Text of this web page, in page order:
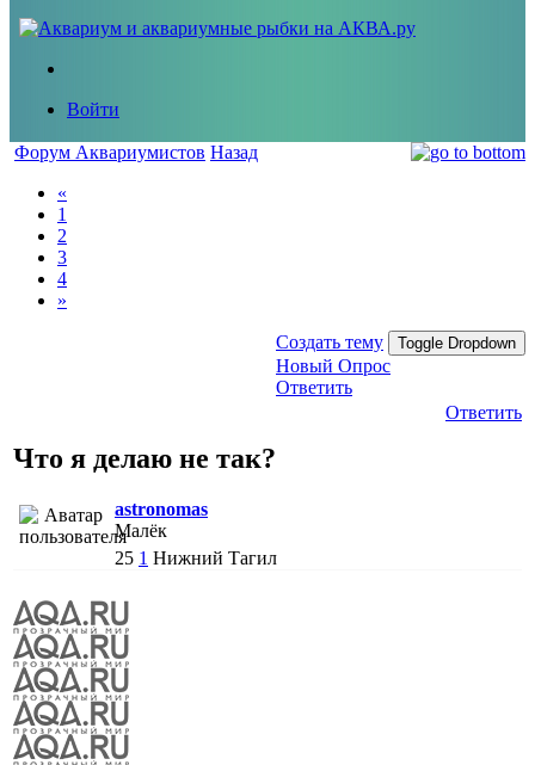
Войти
Форум Аквариумистов Назад
«
1
2
3
4
»
Создать тему Toggle Dropdown
Новый Опрос
Ответить
Ответить
Что я делаю не так?
astronomas
Малёк
25 1 Нижний Тагил